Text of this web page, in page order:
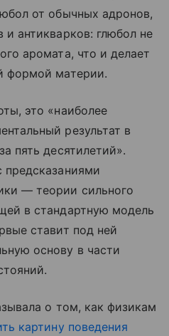
от обычных адронов,
и антикварков: глюбол не
аромата, что и делает
формой материи.
это «наиболее
результат в
пять десятилетий».
предсказаниями
— теории сильного
в стандартную модель
ставит под ней
основу в части
о том, как физикам
картину поведения